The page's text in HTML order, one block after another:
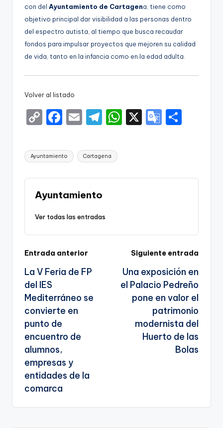
con del Ayuntamiento de Cartagena, tiene como
objetivo principal dar visibilidad a las personas dentro
del espectro autista, al tiempo que busca recaudar
fondos para impulsar proyectos que mejoren su calidad
de vida, tanto en la infancia como en la edad adulta.
Volver al listado
C
p
y
Li
n
k
F
c
e
b
o
o
E
ai
l
T
e
gr
a
W
A
X
G
e
a
te
Etiquetas:
Ayuntamiento Cartagena
Ayuntamiento
Ver todas las entradas
Navegación
de
entradas
Entrada anterior
La V Feria de FP
del IES
Mediterráneo se
convierte en
punto de
encuentro de
alumnos,
empresas y
entidades de la
comarca
Siguiente entrada
Una exposición en
el Palacio Pedreño
pone en valor el
patrimonio
modernista del
Huerto de las
Bolas